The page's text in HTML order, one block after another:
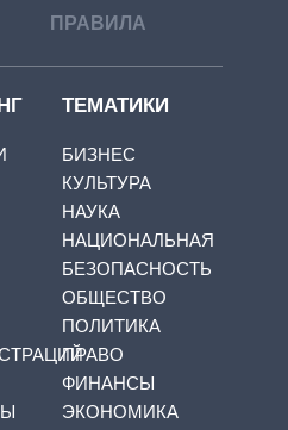
ПРАВИЛА
ТЕМАТИКИ
БИЗНЕС
КУЛЬТУРА
НАУКА
НАЦИОНАЛЬНАЯ
БЕЗОПАСНОСТЬ
ОБЩЕСТВО
ПОЛИТИКА
ПРАВО
ФИНАНСЫ
ЭКОНОМИКА